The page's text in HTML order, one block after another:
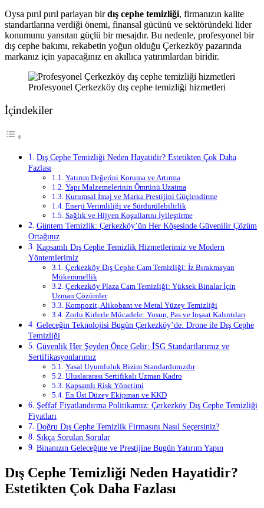
Oysa pırıl pırıl parlayan birdış cephe temizliği, firmanızın kalite
standartlarına verdiği önemi, finansal gücünü ve sektöründeki lider
konumunu yansıtan güçlü bir mesajdır. Bu nedenle, profesyonel bir
dış cephe bakımı, rekabetin yoğun olduğu Çerkezköy pazarında
markanız için yapacağınız en akıllıca yatırımlardan biridir.
Profesyonel Çerkezköy dış cephe temizliği hizmetleri
İçindekiler
Dış Cephe Temizliği Neden Hayatidir? Estetikten Çok Daha
Fazlası
Yatırım Değerini Koruma ve Artırma
Yapı Malzemelerinin Ömrünü Uzatma
Kurumsal İmaj ve Marka Prestijini Güçlendirme
Enerji Verimliliği ve Sürdürülebilirlik
Sağlık ve Hijyen Koşullarını İyileştirme
Güntem Temizlik: Çerkezköy’ün Her Köşesinde Güvenilir Çözüm
Ortağınız
Kapsamlı Dış Cephe Temizlik Hizmetlerimiz ve Modern
Yöntemlerimiz
Çerkezköy Dış Cephe Cam Temizliği: İz Bırakmayan
Mükemmellik
Çerkezköy Plaza Cam Temizliği: Yüksek Binalar İçin
Uzman Çözümler
Kompozit, Alikobant ve Metal Yüzey Temizliği
Zorlu Kirlerle Mücadele: Yosun, Pas ve İnşaat Kalıntıları
Geleceğin Teknolojisi Bugün Çerkezköy’de: Drone ile Dış Cephe
Temizliği
Güvenlik Her Şeyden Önce Gelir: İSG Standartlarımız ve
Sertifikasyonlarımız
Yasal Uyumluluk Bizim Standardımızdır
Uluslararası Sertifikalı Uzman Kadro
Kapsamlı Risk Yönetimi
En Üst Düzey Ekipman ve KKD
Şeffaf Fiyatlandırma Politikamız: Çerkezköy Dış Cephe Temizliği
Fiyatları
Doğru Dış Cephe Temizlik Firmasını Nasıl Seçersiniz?
Sıkça Sorulan Sorular
Binanızın Geleceğine ve Prestijine Bugün Yatırım Yapın
Dış Cephe Temizliği Neden Hayatidir?
Estetikten Çok Daha Fazlası